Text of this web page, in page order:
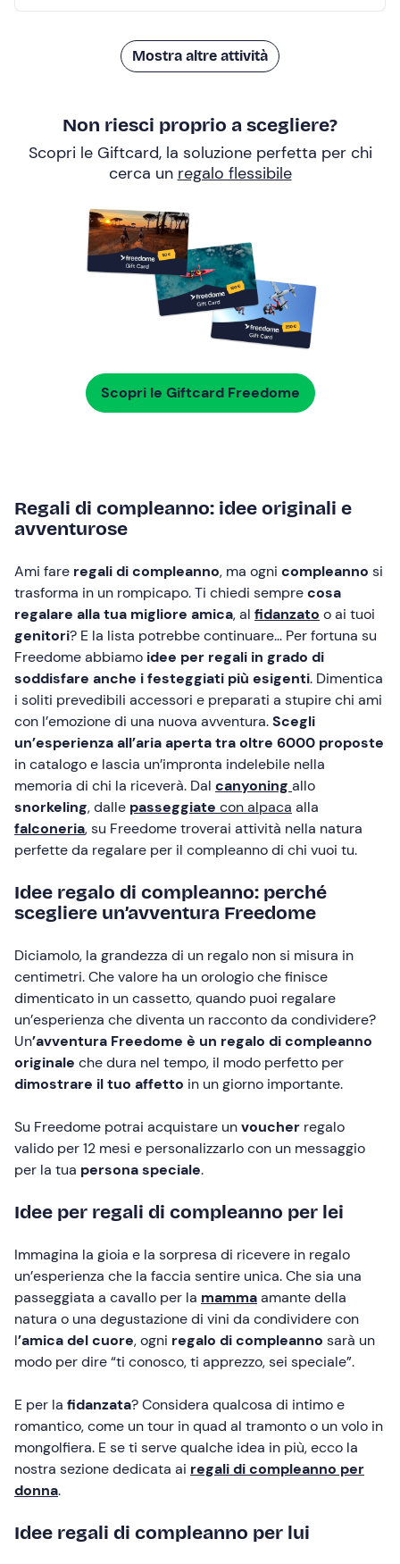
Mostra altre attività
Non riesci proprio a scegliere?
Scopri le Giftcard, la soluzione perfetta per chi
cerca un regalo flessibile
Scopri le Giftcard Freedome
Regali di compleanno: idee originali e
avventurose
Ami fare regali di compleanno, ma ogni compleanno si
trasforma in un rompicapo. Ti chiedi semprecosa
regalare alla tua migliore amica, al fidanzato o ai tuoi
genitori? E la lista potrebbe continuare… Per fortuna su
Freedome abbiamo idee per regali in grado di
soddisfare anche i festeggiati più esigenti. Dimentica
i soliti prevedibili accessori e preparati a stupire chi ami
con l’emozione di una nuova avventura.Scegli
un’esperienza all’aria aperta tra oltre 6000 proposte
in catalogo e lascia un’impronta indelebile nella
memoria di chi la riceverà. Dal canyoning allo
snorkeling, dalle passeggiate con alpaca alla
falconeria, su Freedome troverai attività nella natura
perfette da regalare per il compleanno di chi vuoi tu.
Idee regalo di compleanno: perché
scegliere un’avventura Freedome
Diciamolo, la grandezza di un regalo non si misura in
centimetri. Che valore ha un orologio che finisce
dimenticato in un cassetto, quando puoi regalare
un’esperienza che diventa un racconto da condividere?
Un’avventura Freedome è un regalo di compleanno
originale che dura nel tempo, il modo perfetto per
dimostrare il tuo affetto in un giorno importante.
Su Freedome potrai acquistare unvoucher regalo
valido per 12 mesi e personalizzarlo con un messaggio
per la tua persona speciale.
Idee per regali di compleanno per lei
Immagina la gioia e la sorpresa di ricevere in regalo
un’esperienza che la faccia sentire unica. Che sia una
passeggiata a cavallo per la mammaamante della
natura o una degustazione di vini da condividere con
l’amica del cuore, ogni regalo di compleanno sarà un
modo per dire “ti conosco, ti apprezzo, sei speciale”.
E per la fidanzata? Considera qualcosa di intimo e
romantico, come un tour in quad al tramonto o un volo in
mongolfiera. E se ti serve qualche idea in più, ecco la
nostra sezione dedicata ai regali di compleanno per
donna.
Idee regali di compleanno per lui